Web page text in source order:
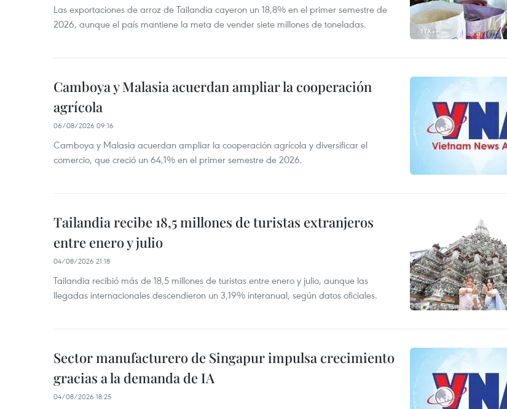
Las exportaciones de arroz de Tailandia cayeron un 18,8% en el primer semestre de
2026, aunque el país mantiene la meta de vender siete millones de toneladas.
Camboya y Malasia acuerdan ampliar la cooperación
agrícola
06/08/2026 09:16
Camboya y Malasia acuerdan ampliar la cooperación agrícola y diversificar el
comercio, que creció un 64,1% en el primer semestre de 2026.
Tailandia recibe 18,5 millones de turistas extranjeros
entre enero y julio
04/08/2026 21:18
Tailandia recibió más de 18,5 millones de turistas entre enero y julio, aunque las
llegadas internacionales descendieron un 3,19% interanual, según datos oficiales.
Sector manufacturero de Singapur impulsa crecimiento
gracias a la demanda de IA
04/08/2026 18:25